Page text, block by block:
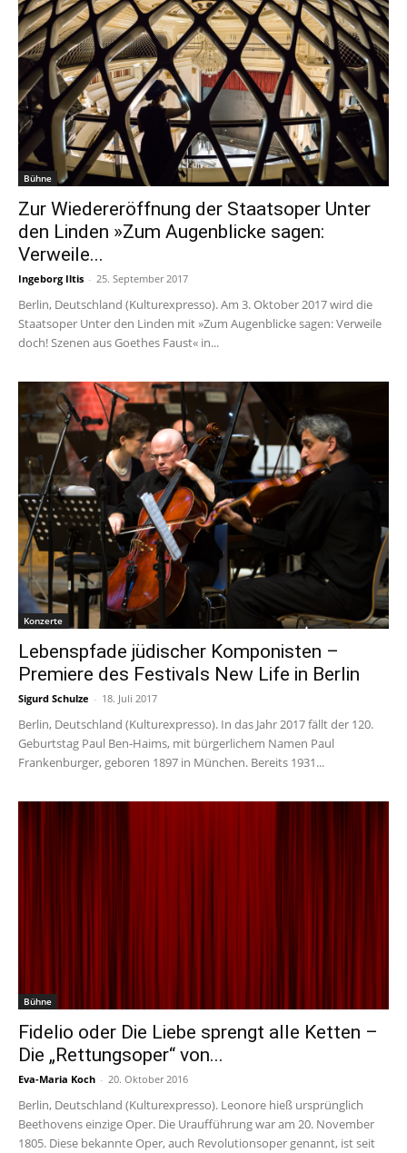
Bühne
Zur Wiedereröffnung der Staatsoper Unter
den Linden »Zum Augenblicke sagen:
Verweile...
Ingeborg Iltis - 25. September 2017
Berlin, Deutschland (Kulturexpresso). Am 3. Oktober 2017 wird die
Staatsoper Unter den Linden mit »Zum Augenblicke sagen: Verweile
doch! Szenen aus Goethes Faust« in...
Konzerte
Lebenspfade jüdischer Komponisten –
Premiere des Festivals New Life in Berlin
Sigurd Schulze - 18. Juli 2017
Berlin, Deutschland (Kulturexpresso). In das Jahr 2017 fällt der 120.
Geburtstag Paul Ben-Haims, mit bürgerlichem Namen Paul
Frankenburger, geboren 1897 in München. Bereits 1931...
Bühne
Fidelio oder Die Liebe sprengt alle Ketten –
Die „Rettungsoper“ von...
Eva-Maria Koch - 20. Oktober 2016
Berlin, Deutschland (Kulturexpresso). Leonore hieß ursprünglich
Beethovens einzige Oper. Die Uraufführung war am 20. November
1805. Diese bekannte Oper, auch Revolutionsoper genannt, ist seit